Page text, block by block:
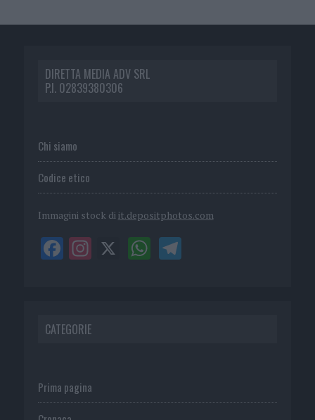
DIRETTA MEDIA ADV SRL
P.I. 02839380306
Chi siamo
Codice etico
Immagini stock di it.depositphotos.com
CATEGORIE
Prima pagina